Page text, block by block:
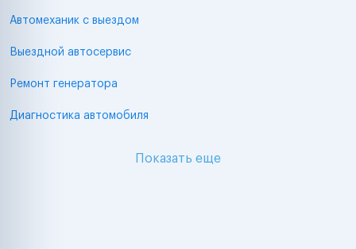
Автомеханик с выездом
Выездной автосервис
Ремонт генератора
Диагностика автомобиля
Показать еще